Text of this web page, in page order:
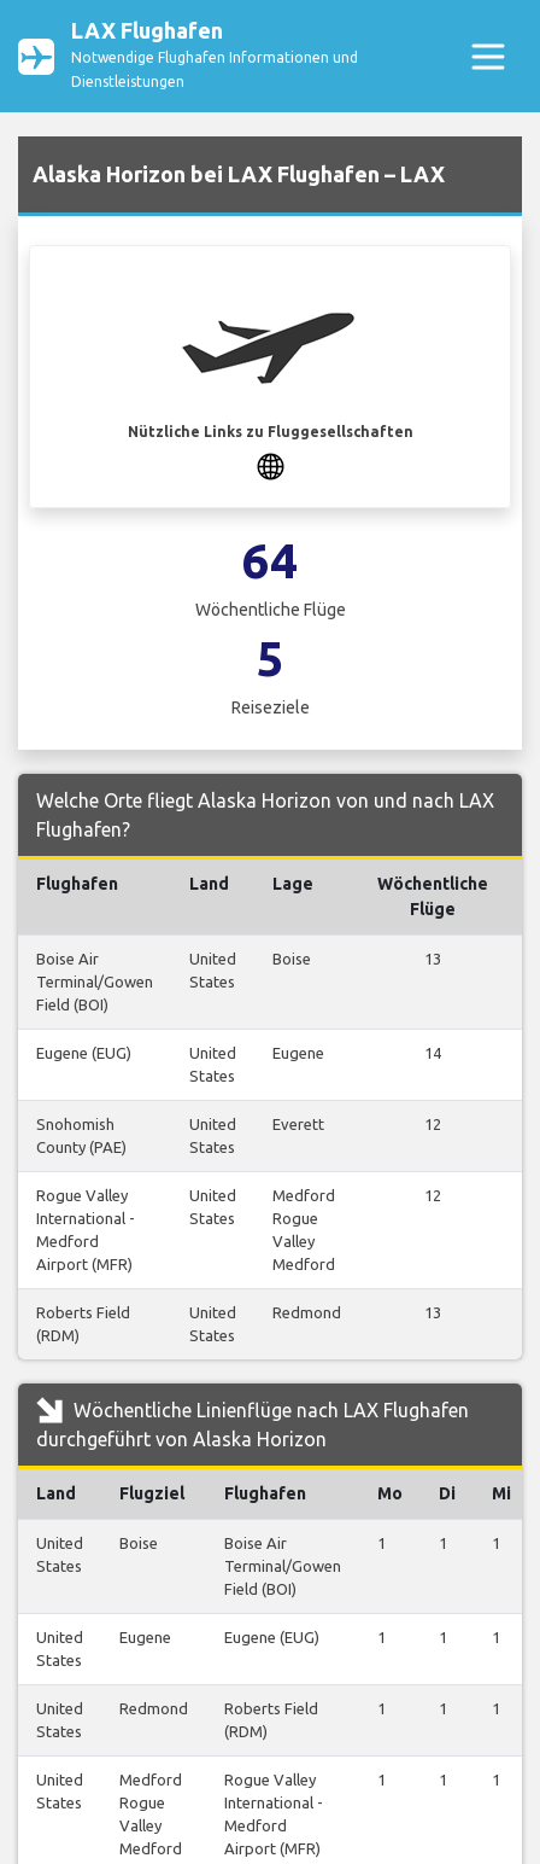
LAX Flughafen
Notwendige Flughafen Informationen und
Dienstleistungen
Alaska Horizon bei LAX Flughafen – LAX
Nützliche Links zu Fluggesellschaften
64
Wöchentliche Flüge
5
Reiseziele
Welche Orte fliegt Alaska Horizon von und nach LAX
Flughafen?
Flughafen Land Lage
Wöchentliche
Flüge
Boise Air
Terminal/Gowen
Field (BOI)
United
States
Boise 13
Eugene (EUG)
United
States
Eugene 14
Snohomish
County (PAE)
United
States
Everett 12
Rogue Valley
International -
Medford
Airport (MFR)
United
States
Medford
Rogue
Valley
Medford
12
Roberts Field
(RDM)
United
States
Redmond 13
Wöchentliche Linienflüge nach LAX Flughafen
durchgeführt von Alaska Horizon
Land Flugziel Flughafen Mo Di Mi
United
States
Boise
Boise Air
Terminal/Gowen
Field (BOI)
1 1 1
United
States
Eugene Eugene (EUG) 1 1 1
United
States
Redmond
Roberts Field
(RDM)
1 1 1
United
States
Medford
Rogue
Valley
Medford
Rogue Valley
International -
Medford
Airport (MFR)
1 1 1